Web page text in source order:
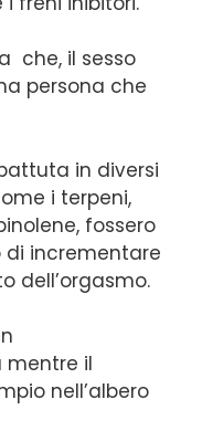
che, il sesso
persona che
in diversi
i terpeni,
fossero
di incrementare
dell’orgasmo.
mentre il
nell’albero